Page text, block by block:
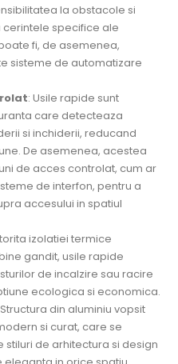
la obstacole si
cerintele specifice ale
fi, de asemenea,
sisteme de automatizare
: Usile rapide sunt
care detecteaza
si inchiderii, reducand
De asemenea, acestea
de acces controlat, cum ar
de interfon, pentru a
accesului in spatiul
izolatiei termice
gandit, usile rapide
de incalzire sau racire
ecologica si economica.
din aluminiu vopsit
si curat, care se
de arhitectura si design